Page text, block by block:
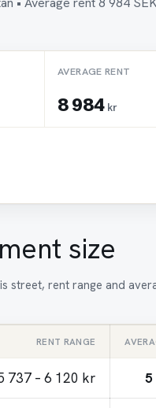
AVERAGE RENT
8 984 kr
size
street, rent range and
RENT RANGE
737 – 6 120 kr 5